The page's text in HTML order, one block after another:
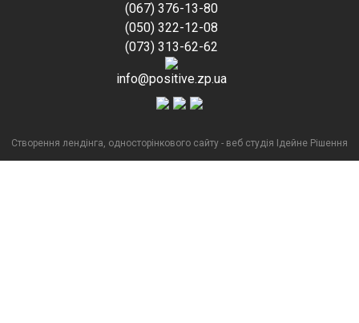
(067) 376-13-80
(050) 322-12-08
(073) 313-62-62
info@positive.zp.ua
Створення лендінга, односторінкового сайту - веб студія Ідейне Рішення